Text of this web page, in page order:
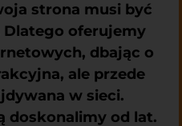
strona musi być
oferujemy
dbając o
ale przede
w sieci.
doskonalimy od lat.